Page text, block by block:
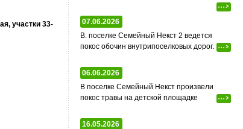
участки 33-
...>
07.06.2026
В. поселке Семейный Некст 2 ведется
покос обочин внутрипоселковых дорог.
...>
06.06.2026
В поселке Семейный Некст произвели
покос травы на детской площадке
...>
16.05.2026